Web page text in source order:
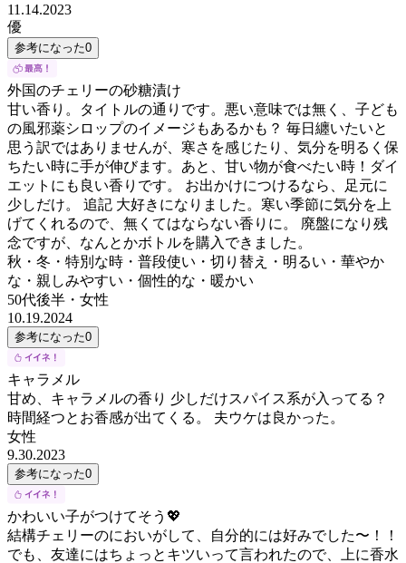
11.14.2023
優
参考になった0
外国のチェリーの砂糖漬け
甘い香り。タイトルの通りです。悪い意味では無く、子ども
の風邪薬シロップのイメージもあるかも？ 毎日纏いたいと
思う訳ではありませんが、寒さを感じたり、気分を明るく保
ちたい時に手が伸びます。あと、甘い物が食べたい時！ダイ
エットにも良い香りです。 お出かけにつけるなら、足元に
少しだけ。 追記 大好きになりました。寒い季節に気分を上
げてくれるので、無くてはならない香りに。 廃盤になり残
念ですが、なんとかボトルを購入できました。
秋・冬・特別な時・普段使い・切り替え・明るい・華やか
な・親しみやすい・個性的な・暖かい
50代後半 ・ 女性
10.19.2024
参考になった0
キャラメル
甘め、キャラメルの香り 少しだけスパイス系が入ってる？
時間経つとお香感が出てくる。 夫ウケは良かった。
女性
9.30.2023
参考になった0
かわいい子がつけてそう💖
結構チェリーのにおいがして、自分的には好みでした〜！！
でも、友達にはちょっとキツいって言われたので、上に香水